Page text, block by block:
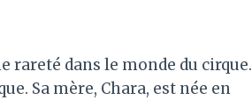
rareté dans le monde du cirque.
Sa mère, Chara, est née en